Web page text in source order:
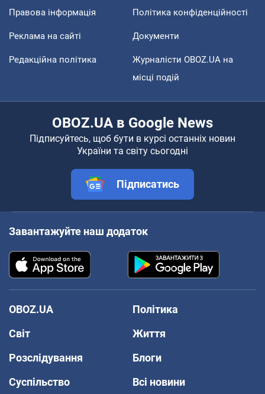
Правова інформація Політика конфіденційності
Реклама на сайті Документи
Редакційна політика
Журналісти OBOZ.UA на
місці подій
OBOZ.UA в Google News
Підписуйтесь, щоб бути в курсі останніх новин
України та світу сьогодні
Підписатись
Завантажуйте наш додаток
OBOZ.UA
Політика
Світ
Життя
Розслідування
Блоги
Суспільство
Всі новини